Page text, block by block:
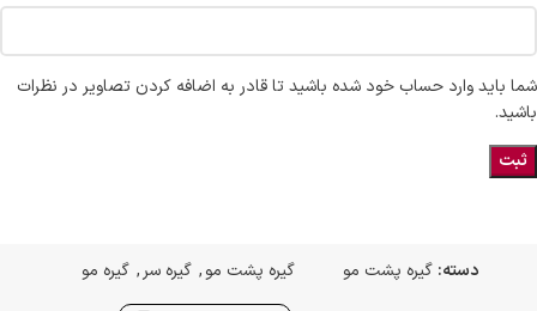
شما باید وارد حساب خود شده باشید تا قادر به اضافه کردن تصاویر در نظرات
باشید.
دسته: گیره پشت مو گیره پشت مو, گیره سر , گیره مو